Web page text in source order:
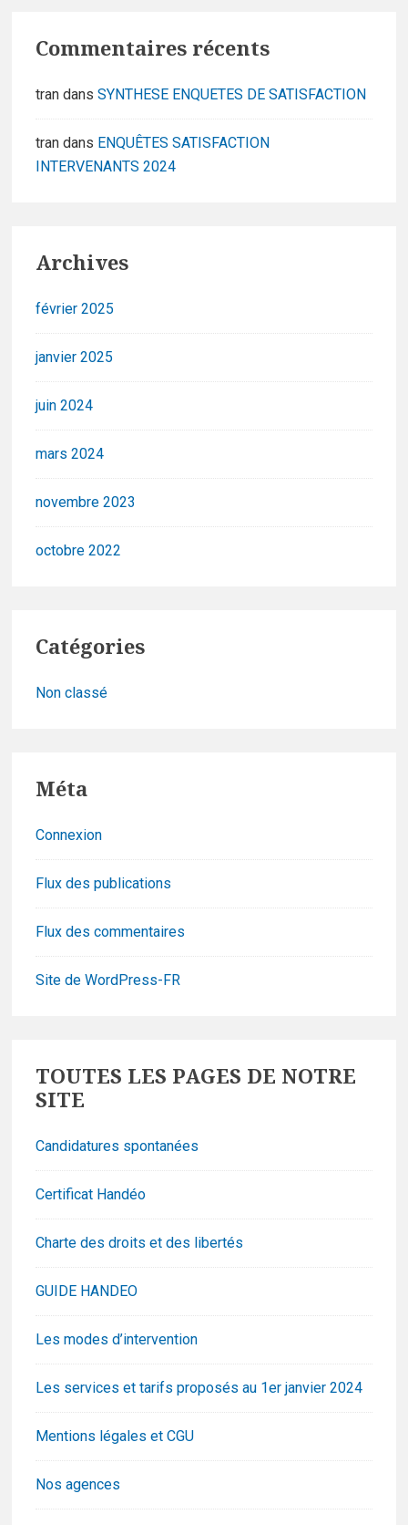
Commentaires récents
tran dans SYNTHESE ENQUETES DE SATISFACTION
tran dans ENQUÊTES SATISFACTION
INTERVENANTS 2024
Archives
février 2025
janvier 2025
juin 2024
mars 2024
novembre 2023
octobre 2022
Catégories
Non classé
Méta
Connexion
Flux des publications
Flux des commentaires
Site de WordPress-FR
Widgets
TOUTES LES PAGES DE NOTRE
SITE
Candidatures spontanées
Certificat Handéo
Charte des droits et des libertés
GUIDE HANDEO
Les modes d’intervention
Les services et tarifs proposés au 1er janvier 2024
Mentions légales et CGU
Nos agences